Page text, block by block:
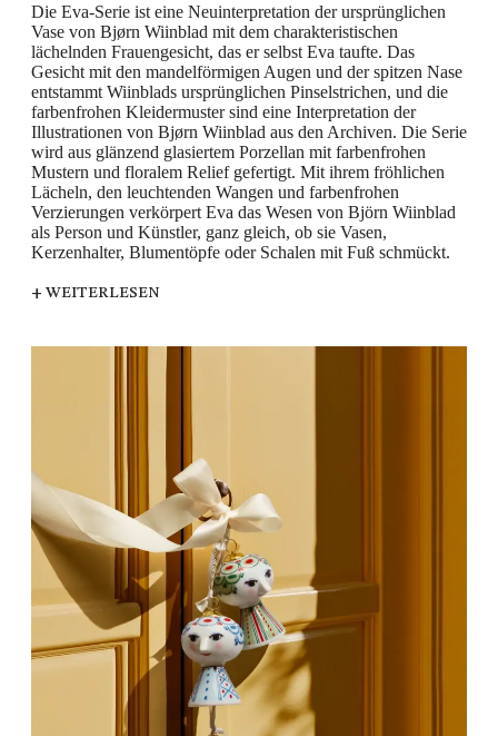
Jede Tasse hat ihr eigenes Aussehen und ihre
eigene Farbpalette, die in der
charakteristischen Designsprache von Bjørn
Wiinblad zum Ausdruck kommen. Die Tasse
Eva bringt Farbe und Freude in Ihr Zuhause,
auf den Kaffeetisch und in den Alltag – ganz
im Sinne von Bjørn Wiinblad.
Die Eva-Serie ist eine Neuinterpretation der ursprünglichen
Vase von Bjørn Wiinblad mit dem charakteristischen
lächelnden Frauengesicht, das er selbst Eva taufte. Das
Gesicht mit den mandelförmigen Augen und der spitzen Nase
entstammt Wiinblads ursprünglichen Pinselstrichen, und die
farbenfrohen Kleidermuster sind eine Interpretation der
Illustrationen von Bjørn Wiinblad aus den Archiven. Die Serie
wird aus glänzend glasiertem Porzellan mit farbenfrohen
Mustern und floralem Relief gefertigt. Mit ihrem fröhlichen
Lächeln, den leuchtenden Wangen und farbenfrohen
Verzierungen verkörpert Eva das Wesen von Björn Wiinblad
als Person und Künstler, ganz gleich, ob sie Vasen,
Kerzenhalter, Blumentöpfe oder Schalen mit Fuß schmückt.
+ WEITERLESEN